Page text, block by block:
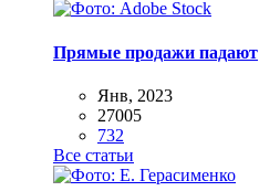
Прямые продажи падают
Янв, 2023
27005
732
Все статьи